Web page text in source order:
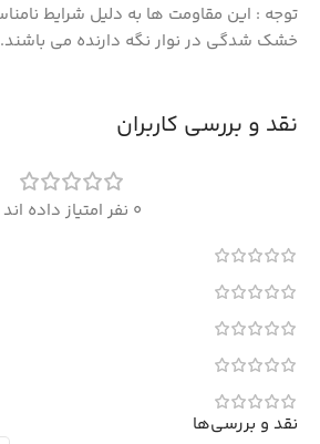
توجه : این مقاومت ها به دلیل شرایط
خشک شدگی در نوار نگه دارنده می باشند.
نقد و بررسی کاربران
0 نفر امتیاز داده اند
نقد و بررسی‌ها